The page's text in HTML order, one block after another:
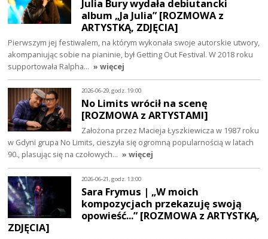
Julia Bury wydała debiutancki
album „Ja Julia” [ROZMOWA z
ARTYSTKĄ, ZDJĘCIA]
Pierwszym jej festiwalem, na którym wykonała swoje autorskie utwory,
akompaniując sobie na pianinie, był Getting Out Festival. W 2018 roku
supportowała Ralpha… » więcej
2026-06-29, godz. 19:00
No Limits wrócił na scenę
[ROZMOWA z ARTYSTAMI]
Założona przez Macieja Łyszkiewicza w 1987 roku
w Gdyni grupa No Limits, cieszyła się ogromną popularnością w latach
90., plasując się na czołowych… » więcej
2026-06-21, godz. 13:00
Sara Frymus | „W moich
kompozycjach przekazuję swoją
opowieść...” [ROZMOWA z ARTYSTKĄ,
ZDJĘCIA]